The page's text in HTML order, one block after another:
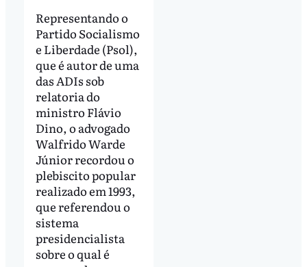
Representando o
Partido Socialismo
e Liberdade (Psol),
que é autor de uma
das ADIs sob
relatoria do
ministro Flávio
Dino, o advogado
Walfrido Warde
Júnior recordou o
plebiscito popular
realizado em 1993,
que referendou o
sistema
presidencialista
sobre o qual é